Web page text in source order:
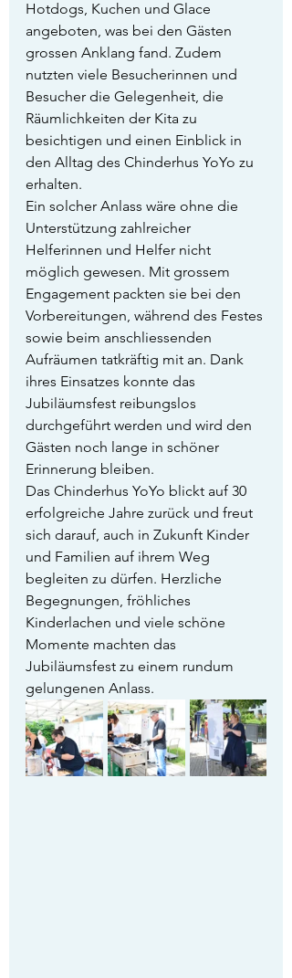
Hotdogs, Kuchen und Glace
angeboten, was bei den Gästen
grossen Anklang fand. Zudem
nutzten viele Besucherinnen und
Besucher die Gelegenheit, die
Räumlichkeiten der Kita zu
besichtigen und einen Einblick in
den Alltag des Chinderhus YoYo zu
erhalten.
Ein solcher Anlass wäre ohne die
Unterstützung zahlreicher
Helferinnen und Helfer nicht
möglich gewesen. Mit grossem
Engagement packten sie bei den
Vorbereitungen, während des Festes
sowie beim anschliessenden
Aufräumen tatkräftig mit an. Dank
ihres Einsatzes konnte das
Jubiläumsfest reibungslos
durchgeführt werden und wird den
Gästen noch lange in schöner
Erinnerung bleiben.
Das Chinderhus YoYo blickt auf 30
erfolgreiche Jahre zurück und freut
sich darauf, auch in Zukunft Kinder
und Familien auf ihrem Weg
begleiten zu dürfen. Herzliche
Begegnungen, fröhliches
Kinderlachen und viele schöne
Momente machten das
Jubiläumsfest zu einem rundum
gelungenen Anlass.